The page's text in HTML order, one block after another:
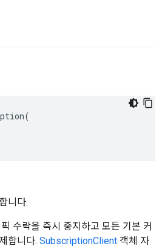
니다.
수락을 즉시 중지하고 모든 기본 커
합니다. SubscriptionClient 객체 자